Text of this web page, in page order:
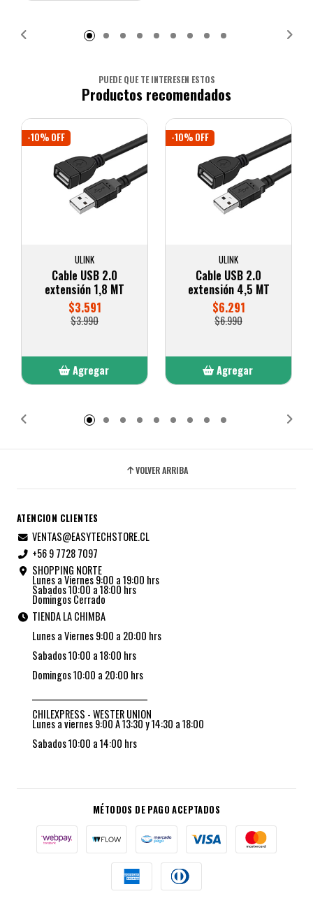
PUEDE QUE TE INTERESEN ESTOS
Productos recomendados
-10% OFF
ULINK
Cable USB 2.0
extensión 1,8 MT
$3.591
$3.990
Agregar
-10% OFF
ULINK
Cable USB 2.0
extensión 4,5 MT
$6.291
$6.990
Agregar
VOLVER ARRIBA
ATENCION CLIENTES
VENTAS@EASYTECHSTORE.CL
+56 9 7728 7097
SHOPPING NORTE
Lunes a Viernes 9:00 a 19:00 hrs
Sabados 10:00 a 18:00 hrs
Domingos Cerrado
TIENDA LA CHIMBA
Lunes a Viernes 9:00 a 20:00 hrs
Sabados 10:00 a 18:00 hrs
Domingos 10:00 a 20:00 hrs
CHILEXPRESS - WESTER UNION
Lunes a viernes 9:00 A 13:30 y 14:30 a 18:00
Sabados 10:00 a 14:00 hrs
MÉTODOS DE PAGO ACEPTADOS